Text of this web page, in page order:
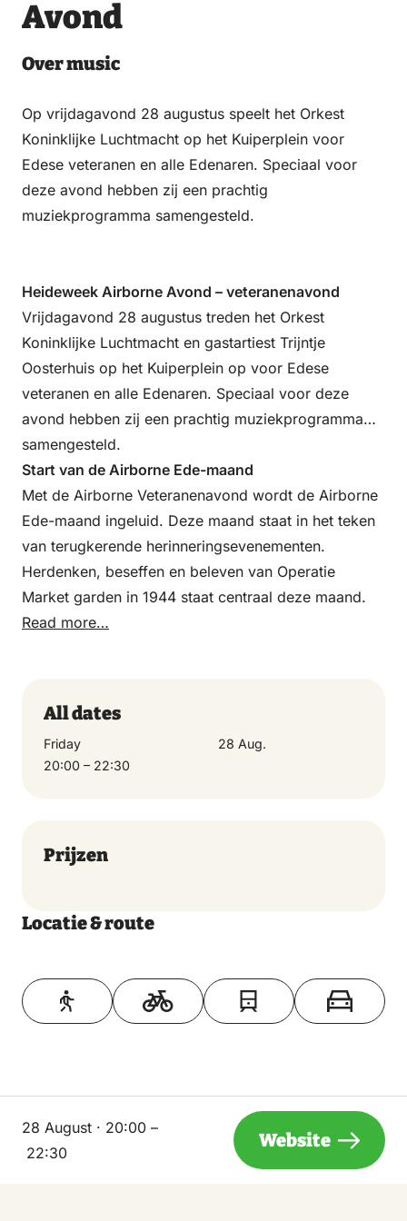
WhatsApp
Facebook
LinkedIn
Avond
Over music
Op vrijdagavond 28 augustus speelt het Orkest
Koninklijke Luchtmacht op het Kuiperplein voor
Edese veteranen en alle Edenaren. Speciaal voor
deze avond hebben zij een prachtig
muziekprogramma samengesteld.
Heideweek Airborne Avond – veteranenavond
Vrijdagavond 28 augustus treden het Orkest
Koninklijke Luchtmacht en gastartiest Trijntje
Oosterhuis op het Kuiperplein op voor Edese
veteranen en alle Edenaren. Speciaal voor deze
avond hebben zij een prachtig muziekprogramma
samengesteld.
Start van de Airborne Ede-maand
Met de Airborne Veteranenavond wordt de Airborne
Ede-maand ingeluid. Deze maand staat in het teken
van terugkerende herinneringsevenementen.
Herdenken, beseffen en beleven van Operatie
Market garden in 1944 staat centraal deze maand.
Read more…
All dates
Friday
28 Aug.
20:00 – 22:30
Prijzen
Locatie & route
Toon op kaart
28 August · 20:00 –
22:30
Website